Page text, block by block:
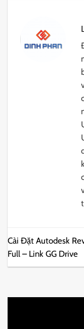
Cài Đặt Autodesk
Full – Link GG Drive